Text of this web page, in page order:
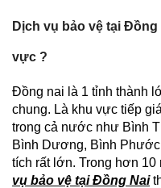
Dịch vụ bảo vệ tại
vực ?
Đồng nai là 1 tỉnh thành
chung. Là khu vực tiếp
trong cả nước như Bình
Bình Dương, Bình
tích rất lớn. Trong hơn 10
vụ bảo vệ tại Đồng Nai